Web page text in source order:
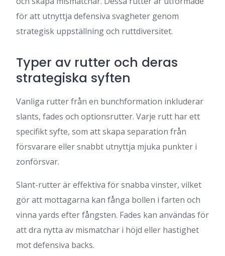
för att utnyttja defensiva svagheter genom
strategisk uppställning och ruttdiversitet.
Typer av rutter och deras
strategiska syften
Vanliga rutter från en bunchformation inkluderar
slants, fades och optionsrutter. Varje rutt har ett
specifikt syfte, som att skapa separation från
försvarare eller snabbt utnyttja mjuka punkter i
zonförsvar.
Slant-rutter är effektiva för snabba vinster, vilket
gör att mottagarna kan fånga bollen i farten och
vinna yards efter fångsten. Fades kan användas för
att dra nytta av mismatchar i höjd eller hastighet
mot defensiva backs.